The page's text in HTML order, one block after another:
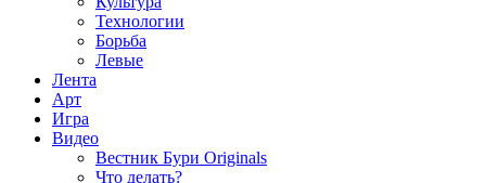
Технологии
Борьба
Левые
Лента
Арт
Игра
Видео
Вестник Бури Originals
Что делать?